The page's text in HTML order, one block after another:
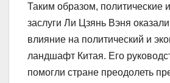
Таким образом, политические
заслуги Ли Цзянь Вэня
влияние на политический и
ландшафт Китая. Его
помогли стране преодолеть